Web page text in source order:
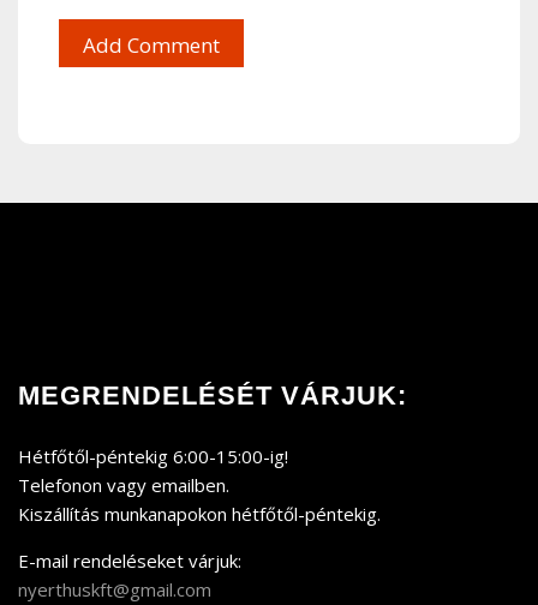
MEGRENDELÉSÉT VÁRJUK:
Hétfőtől-péntekig 6:00-15:00-ig!
Telefonon vagy emailben.
Kiszállítás munkanapokon hétfőtől-péntekig.
E-mail rendeléseket várjuk:
nyerthuskft@gmail.com